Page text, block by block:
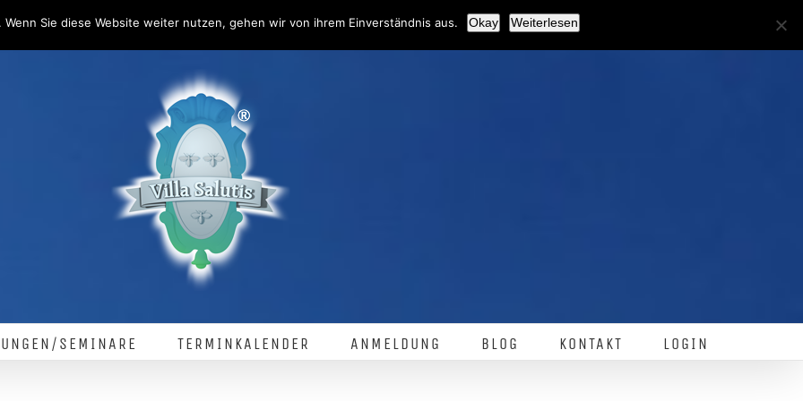
Facebook
SEMINARE TERMINKALENDER ANMELDUNG BLOG KONTAKT LOGIN
Sie diese Website weiter nutzen, gehen wir von ihrem Einverständnis aus. Okay Weiterlesen